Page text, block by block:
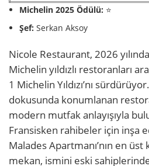
Michelin 2025 Ödülü: ⭐
Şef:Serkan Aksoy
Nicole Restaurant, 2026
Michelin yıldızlı restoranları
1 Michelin Yıldızı’nı
dokusunda konumlanan
modern mutfak anlayışıyla
Fransisken rahibeler için inşa
Malades Apartmanı’nın en üst
mekan, ismini eski